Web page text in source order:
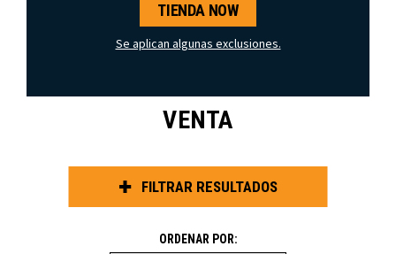
TIENDA NOW
Se aplican algunas exclusiones.
VENTA
FILTRAR RESULTADOS
ORDENAR POR: